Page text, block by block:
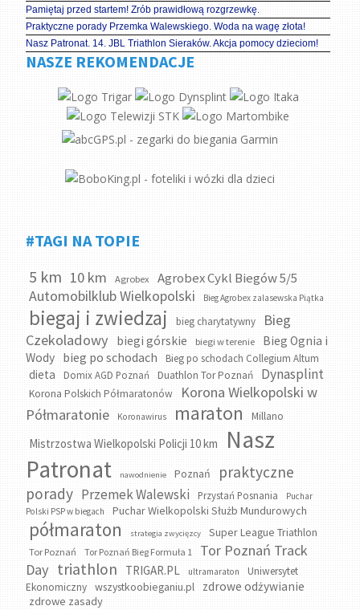
Pamiętaj przed startem! Zrób prawidłową rozgrzewkę.
Praktyczne porady Przemka Walewskiego. Woda na wagę złota!
Nasz Patronat. 14. JBL Triathlon Sieraków. Akcja pomocy dzieciom!
NASZE REKOMENDACJE
#TAGI NA TOPIE
5 km 10 km Agrobex Agrobex Cykl Biegów 5/5
Automobilklub Wielkopolski Bieg Agrobex zalasewska Piątka
biegaj i zwiedzaj bieg charytatywny
Bieg
Czekoladowy
biegi górskie biegi w terenie
Bieg Ognia i
Wody bieg po schodach Bieg po schodach Collegium Altum
dieta Domix AGD Poznań Duathlon Tor Poznań Dynasplint
Korona Polskich Półmaratonów
Korona Wielkopolski w
Półmaratonie
Koronawirus maraton Millano
Mistrzostwa Wielkopolski Policji 10 km
Nasz
Patronat
nawodnienie Poznań
praktyczne
porady Przemek Walewski Przystań Posnania
Puchar
Polski PSP w biegach
Puchar Wielkopolski Służb Mundurowych
półmaraton strategia zwycięzcy Super League Triathlon
Tor Poznań Tor Poznań Bieg Formuła 1
Tor Poznań Track
Day triathlon TRIGAR.PL ultramaraton
Uniwersytet
Ekonomiczny
wszystkoobieganiu.pl zdrowe odżywianie
zdrowe zasady